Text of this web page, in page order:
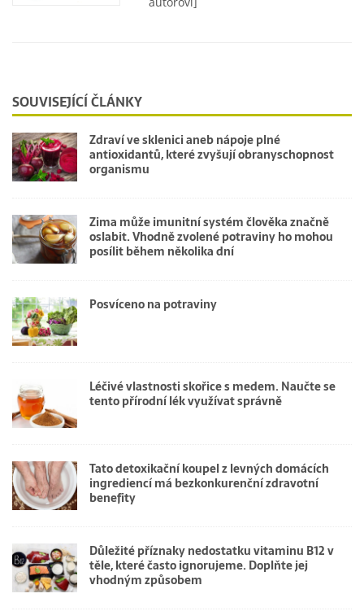
SOUVISEJÍCÍ ČLÁNKY
Zdraví ve sklenici aneb nápoje plné
antioxidantů, které zvyšují obranyschopnost
organismu
Zima může imunitní systém člověka značně
oslabit. Vhodně zvolené potraviny ho mohou
posílit během několika dní
Posvíceno na potraviny
Léčivé vlastnosti skořice s medem. Naučte se
tento přírodní lék využívat správně
Tato detoxikační koupel z levných domácích
ingrediencí má bezkonkurenční zdravotní
benefity
Důležité příznaky nedostatku vitaminu B12 v
těle, které často ignorujeme. Doplňte jej
vhodným způsobem